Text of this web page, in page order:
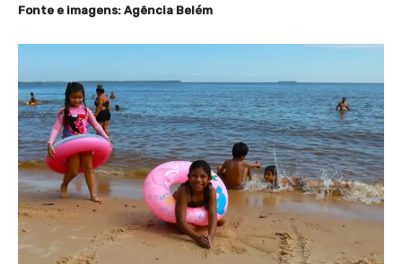
Fonte e imagens: Agência Belém